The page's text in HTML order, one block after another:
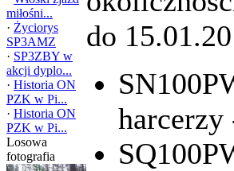
miłośni...
· Życiorys
SP3AMZ
· SP3ZBY w
akcji dyplo...
· Historia ON
PZK w Pi...
· Historia ON
PZK w Pi...
Losowa
fotografia
do
harcerzy